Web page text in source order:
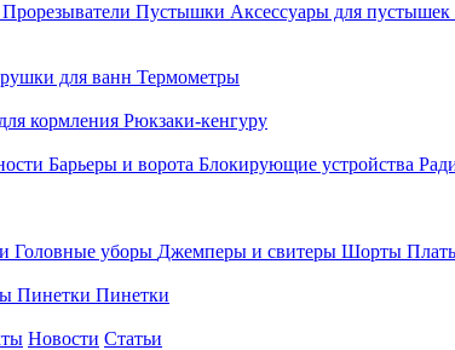
Прорезыватели Пустышки Аксессуары для пустышек
для ванн Термометры
кормления Рюкзаки-кенгуру
Барьеры и ворота Блокирующие устройства
Головные уборы Джемперы и свитеры Шорты
Пинетки Пинетки
Новости Статьи